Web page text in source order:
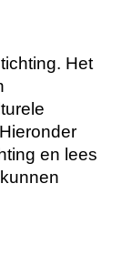
Het
en lees